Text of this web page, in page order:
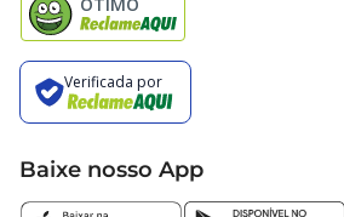
Baixe nosso App